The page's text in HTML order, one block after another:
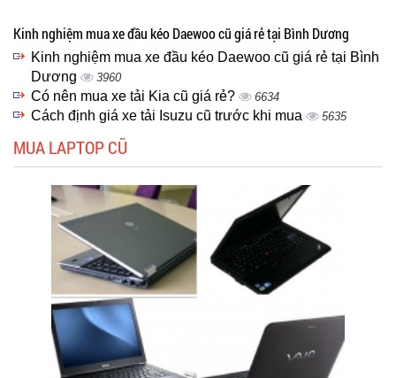
Kinh nghiệm mua xe đầu kéo Daewoo cũ giá rẻ tại Bình Dương
Kinh nghiệm mua xe đầu kéo Daewoo cũ giá rẻ tại Bình
Dương
3960
Có nên mua xe tải Kia cũ giá rẻ? 6634
Cách định giá xe tải Isuzu cũ trước khi mua 5635
MUA LAPTOP CŨ